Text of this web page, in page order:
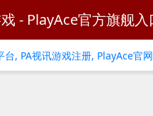
- PlayAce官方旗舰入
台, PA视讯游戏注册, PlayAce官